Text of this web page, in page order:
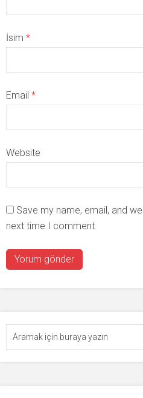
İsim *
Email *
Website
Save my name, email, and
next time I comment.